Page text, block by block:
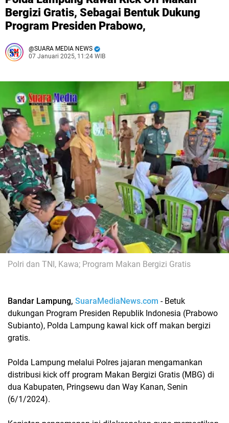
Bergizi Gratis, Sebagai Bentuk Dukung
Program Presiden Prabowo,
SUARA MEDIA NEWS
07 Januari 2025, 11:24 WIB
Polri dan TNI, Kawa; Program Makan Bergizi Gratis
Bandar Lampung, SuaraMediaNews.com - Betuk
dukungan Program Presiden Republik Indonesia (Prabowo
Subianto), Polda Lampung kawal kick off makan bergizi
gratis.
Polda Lampung melalui Polres jajaran mengamankan
distribusi kick off program Makan Bergizi Gratis (MBG) di
dua Kabupaten, Pringsewu dan Way Kanan, Senin
(6/1/2024).